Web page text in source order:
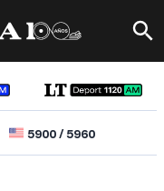
5900/5960